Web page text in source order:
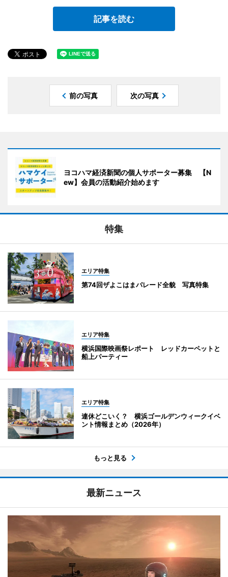
記事を読む
前の写真 次の写真
ヨコハマ経済新聞の個人サポーター募集 【N
ew】会員の活動紹介始めます
特集
エリア特集
第74回ザよこはまパレード全貌 写真特集
エリア特集
横浜国際映画祭レポート レッドカーペットと
船上パーティー
エリア特集
連休どこいく？ 横浜ゴールデンウィークイベ
ント情報まとめ（2026年）
もっと見る
最新ニュース